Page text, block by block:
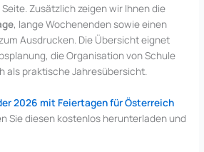
Zusätzlich zeigen wir Ihnen die
, lange Wochenenden sowie einen
Ausdrucken. Die Übersicht eignet
die Organisation von Schule
als praktische Jahresübersicht.
2026 mit Feiertagen für Österreich
Sie diesen kostenlos herunterladen und